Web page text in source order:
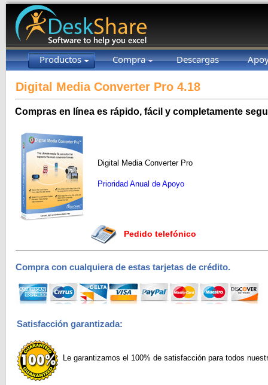
Productos Compra Descargas
Digital Media Converter Pro 4.18
Compras en línea es rápido, fácil y completamente
Digital Media Converter Pro
Prioridad Anual de Apoyo
Pedido telefónico
Compra con cualquiera de estas tarjetas de crédito.
Satisfacción garantizada:
Le garantizamos el 100% de satisfacción para todos